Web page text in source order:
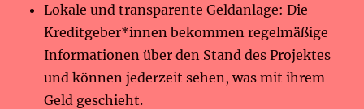
Lokale und transparente Geldanlage: Die
Kreditgeber*innen bekommen regelmäßige
Informationen über den Stand des Projektes
und können jederzeit sehen, was mit ihrem
Geld geschieht.